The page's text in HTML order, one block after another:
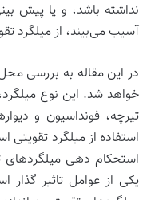
نداشته باشد، و یا پیش
آسیب می‌بیند، از میلگرد
در این مقاله به بررسی
خواهد شد. این نوع
تیرچه، فونداسیون و
استفاده از میلگرد تقویتی
استحکام دهی میلگردهای
یکی از عوامل تاثیر